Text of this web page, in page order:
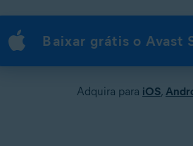
Baixar grátis o Avast
Adquira para iOS,